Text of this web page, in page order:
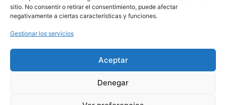
sitio. No consentir o retirar el consentimiento, puede afectar
negativamente a ciertas características y funciones.
Gestionar los servicios
Aceptar
Denegar
activar Youtube
POLÍTICA DE COOKIES